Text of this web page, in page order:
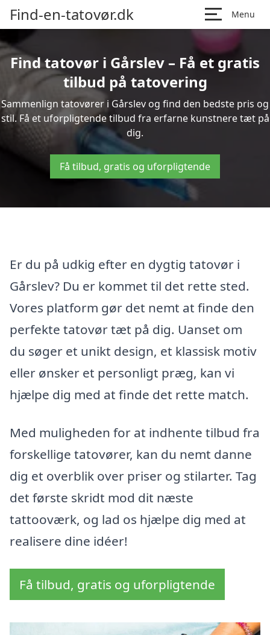
Find-en-tatovør.dk Menu
Find tatovør i Gårslev – Få et gratis
tilbud på tatovering
Sammenlign tatovører i Gårslev og find den bedste pris og
stil. Få et uforpligtende tilbud fra erfarne kunstnere tæt på
dig.
Få tilbud, gratis og uforpligtende
Er du på udkig efter en dygtig tatovør i
Gårslev? Du er kommet til det rette sted.
Vores platform gør det nemt at finde den
perfekte tatovør tæt på dig. Uanset om
du søger et unikt design, et klassisk motiv
eller ønsker et personligt præg, kan vi
hjælpe dig med at finde det rette match.
Med muligheden for at indhente tilbud fra
forskellige tatovører, kan du nemt danne
dig et overblik over priser og stilarter. Tag
det første skridt mod dit næste
tattooværk, og lad os hjælpe dig med at
realisere dine idéer!
Få tilbud, gratis og uforpligtende